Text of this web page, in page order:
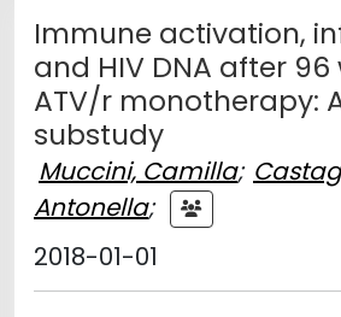
Immune activation,
and HIV DNA after 96
ATV/r monotherapy:
substudy
Muccini, Camilla;
Antonella;
2018-01-01